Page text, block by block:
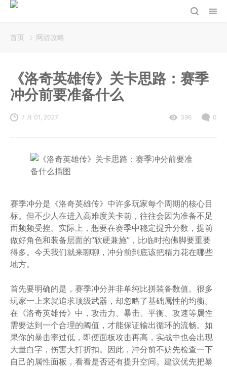
首页 网游攻略
《洛奇英雄传》关卡思路：赛季
冲分前要准备什么
7 月 01, 2027 396 0
赛季冲分是《洛奇英雄传》中许多玩家每个周期的核心目
标。但不少人在进入高难度关卡前，往往会因为准备不足
而频频受挫。实际上，想要在赛季中稳定提升分数，提前
做好角色和装备层面的“软硬兼施”，比临时抱佛脚要重要
得多。今天我们就来聊聊，冲分前到底该把精力花在哪些
地方。
首先要明确的是，赛季冲分并非单纯比拼装备数值。很多
玩家一上来就追求顶级武器，却忽略了基础属性的均衡。
在《洛奇英雄传》中，攻击力、暴击、平衡、攻速等属性
需要达到一个合理的阈值，才能保证输出循环的流畅。如
果你的暴击率过低，即便面板攻击再高，实战中也会出现
大量白字，伤害大打折扣。因此，冲分前不妨先检查一下
自己的属性面板，看看是否还有提升空间。建议优先把暴